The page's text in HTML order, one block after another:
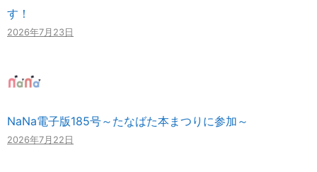
す！
2026年7月23日
NaNa電子版185号～たなばた本まつりに参加～
2026年7月22日